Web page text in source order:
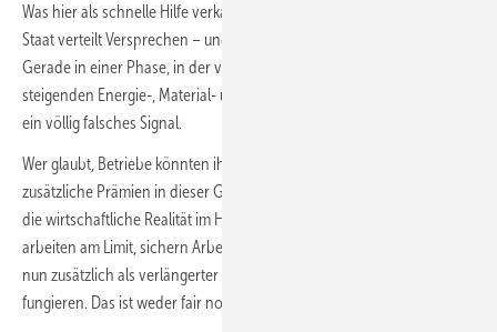
Was hier als schnelle Hilfe verkauft wird, bedeutet in der Praxis: Der
Staat verteilt Versprechen – und die Unternehmer sollen bezahlen.
Gerade in einer Phase, in der viele Handwerksbetriebe selbst mit
steigenden Energie-, Material- und Personalkosten kämpfen, ist das
ein völlig falsches Signal.
Wer glaubt, Betriebe könnten ihren Beschäftigten kurzfristig
zusätzliche Prämien in dieser Größenordnung auszahlen, verkennt
die wirtschaftliche Realität im Handwerk. Viele unserer Unternehmen
arbeiten am Limit, sichern Arbeitsplätze und Ausbildung – und sollen
nun zusätzlich als verlängerter Arm staatlicher Entlastungspolitik
fungieren. Das ist weder fair noch verantwortungsvoll.